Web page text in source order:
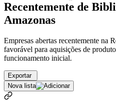
Recentemente de
Amazonas
Empresas abertas recentemente na
favorável para aquisições de
funcionamento inicial.
Exportar
Nova lista